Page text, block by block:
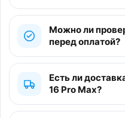
Можно ли
перед оплатой?
Есть ли
16 Pro Max?